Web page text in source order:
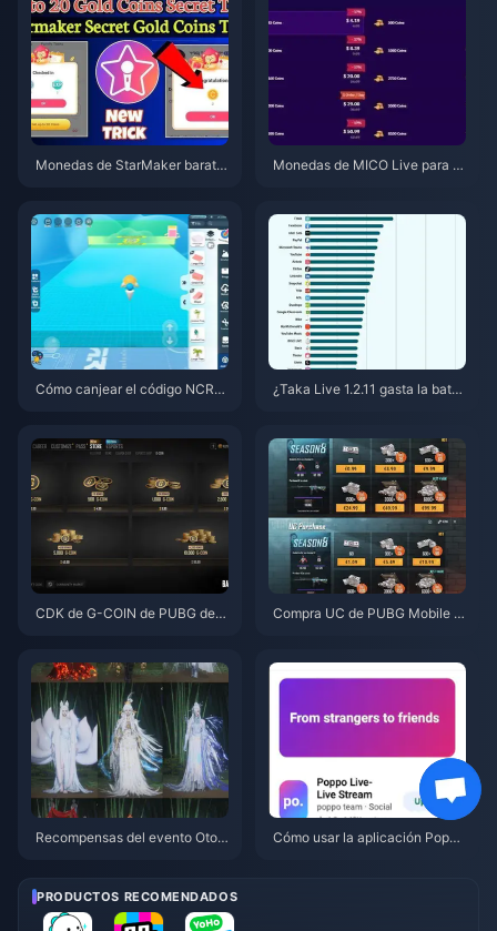
Monedas de StarMaker barata
ento)
Monedas de MICO Live para M
Cómo canjear el código NCRC
¿Taka Live 1.2.11 gasta la bater
ausas y soluciones
CDK de G-COIN de PUBG de j
43?
Compra UC de PUBG Mobile b
6): costes, mejores paquetes y
recarga segura
Recompensas del evento Otoñ
mpleta, moneda y prioridad
Cómo usar la aplicación Poppo
PRODUCTOS RECOMENDADOS